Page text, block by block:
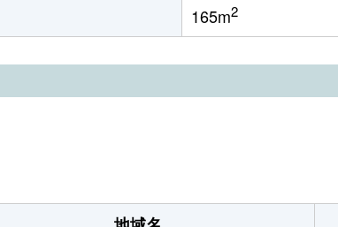
165m2